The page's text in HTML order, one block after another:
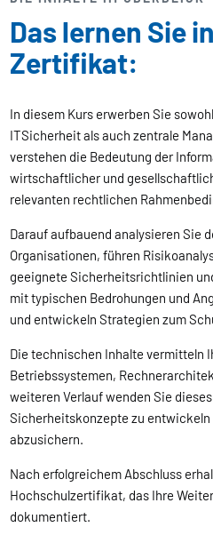
Das lernen Sie
Zertifikat:
In diesem Kurs erwerben Sie
ITSicherheit als auch zentrale
verstehen die Bedeutung der
wirtschaftlicher und
relevanten rechtlichen
Darauf aufbauend analysieren Sie
Organisationen, führen
geeignete Sicherheitsrichtlinien
mit typischen Bedrohungen und
und entwickeln Strategien zum
Die technischen Inhalte vermitteln
Betriebssystemen,
weiteren Verlauf wenden Sie
Sicherheitskonzepte zu
abzusichern.
Nach erfolgreichem Abschluss
Hochschulzertifikat, das Ihre
dokumentiert.